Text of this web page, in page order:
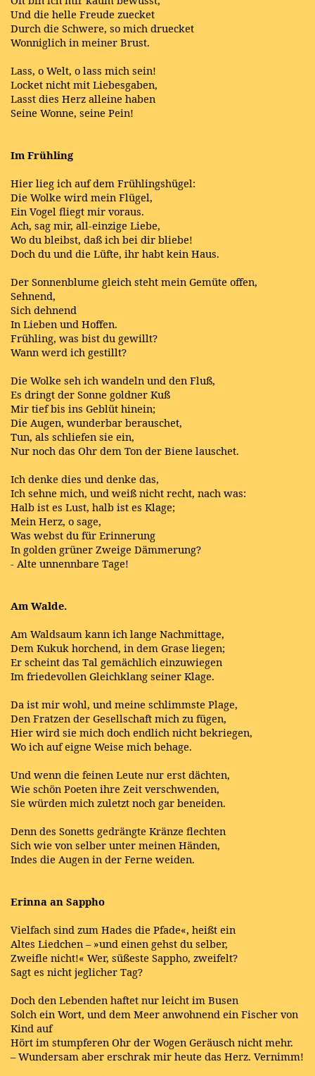
Und die helle Freude zuecket
Durch die Schwere, so mich druecket
Wonniglich in meiner Brust.
Lass, o Welt, o lass mich sein!
Locket nicht mit Liebesgaben,
Lasst dies Herz alleine haben
Seine Wonne, seine Pein!
Im Frühling
Hier lieg ich auf dem Frühlingshügel:
Die Wolke wird mein Flügel,
Ein Vogel fliegt mir voraus.
Ach, sag mir, all-einzige Liebe,
Wo du bleibst, daß ich bei dir bliebe!
Doch du und die Lüfte, ihr habt kein Haus.
Der Sonnenblume gleich steht mein Gemüte offen,
Sehnend,
Sich dehnend
In Lieben und Hoffen.
Frühling, was bist du gewillt?
Wann werd ich gestillt?
Die Wolke seh ich wandeln und den Fluß,
Es dringt der Sonne goldner Kuß
Mir tief bis ins Geblüt hinein;
Die Augen, wunderbar berauschet,
Tun, als schliefen sie ein,
Nur noch das Ohr dem Ton der Biene lauschet.
Ich denke dies und denke das,
Ich sehne mich, und weiß nicht recht, nach was:
Halb ist es Lust, halb ist es Klage;
Mein Herz, o sage,
Was webst du für Erinnerung
In golden grüner Zweige Dämmerung?
- Alte unnennbare Tage!
Am Walde.
Am Waldsaum kann ich lange Nachmittage,
Dem Kukuk horchend, in dem Grase liegen;
Er scheint das Tal gemächlich einzuwiegen
Im friedevollen Gleichklang seiner Klage.
Da ist mir wohl, und meine schlimmste Plage,
Den Fratzen der Gesellschaft mich zu fügen,
Hier wird sie mich doch endlich nicht bekriegen,
Wo ich auf eigne Weise mich behage.
Und wenn die feinen Leute nur erst dächten,
Wie schön Poeten ihre Zeit verschwenden,
Sie würden mich zuletzt noch gar beneiden.
Denn des Sonetts gedrängte Kränze flechten
Sich wie von selber unter meinen Händen,
Indes die Augen in der Ferne weiden.
Erinna an Sappho
Vielfach sind zum Hades die Pfade«, heißt ein
Altes Liedchen – »und einen gehst du selber,
Zweifle nicht!« Wer, süßeste Sappho, zweifelt?
Sagt es nicht jeglicher Tag?
Doch den Lebenden haftet nur leicht im Busen
Solch ein Wort, und dem Meer anwohnend ein Fischer von
Kind auf
Hört im stumpferen Ohr der Wogen Geräusch nicht mehr.
– Wundersam aber erschrak mir heute das Herz. Vernimm!